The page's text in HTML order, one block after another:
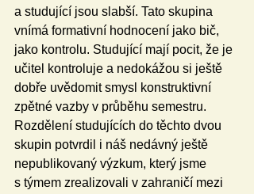
a studující jsou slabší. Tato skupina
vnímá formativní hodnocení jako bič,
jako kontrolu. Studující mají pocit, že je
učitel kontroluje a nedokážou si ještě
dobře uvědomit smysl konstruktivní
zpětné vazby v průběhu semestru.
Rozdělení studujících do těchto dvou
skupin potvrdil i náš nedávný ještě
nepublikovaný výzkum, který jsme
s týmem zrealizovali v zahraničí mezi